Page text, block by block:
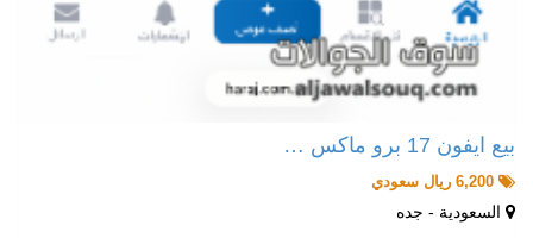
بيع ايفون 17 برو ماكس …
السعودية - جده